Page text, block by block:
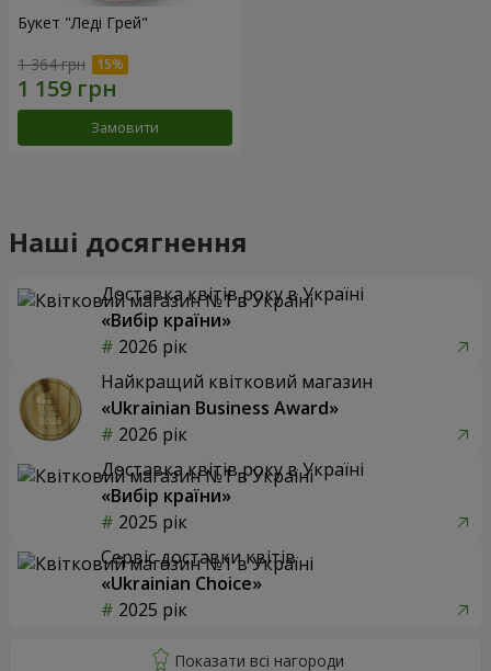
Букет "Леді Грей"
1 364 грн
Замовити
Наші досягнення
Доставка квітів року в Україні
«Вибір країни»
2026 рік
Найкращий квітковий магазин
«Ukrainian Business Award»
2026 рік
Доставка квітів року в Україні
«Вибір країни»
2025 рік
Сервіс доставки квітів
«Ukrainian Choice»
2025 рік